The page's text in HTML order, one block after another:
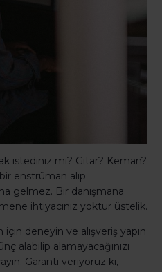
istediniz mi? Gitar? Keman?
enstrüman alıp
gelmez. Bir danışmana
ihtiyacınız yoktur üstelik.
deneyin ve alışveriş yapın
alabilip alamayacağınızı
Garanti veriyoruz ki,